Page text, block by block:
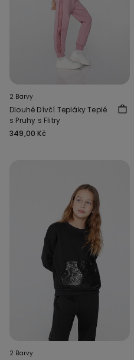
2 Barvy
Dlouhé Dívčí Tepláky Teplé
s Pruhy s Flitry
349,00 Kč
2 Barvy